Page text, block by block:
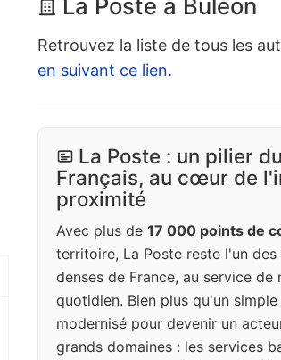
La Poste à Buléon
Retrouvez la liste de tous les
en suivant ce lien.
La Poste : un pilier
Français, au cœur de
proximité
Avec plus de 17 000 points de
territoire, La Poste reste l'un
denses de France, au service
quotidien. Bien plus qu'un
modernisé pour devenir un
grands domaines : les services